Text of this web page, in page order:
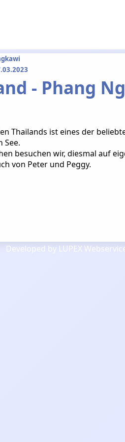
- Phang
Thailands ist eines der
See.
besuchen wir, diesmal auf
von Peter und Peggy.
Developed by LUPEX